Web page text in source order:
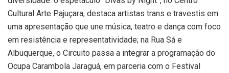
Cultural Arte Pajuçara, destaca artistas trans e travestis em
uma apresentação que une música, teatro e dança com foco
em resistência e representatividade; na Rua Sá e
Albuquerque, o Circuito passa a integrar a programação do
Ocupa Carambola Jaraguá, em parceria com o Festival